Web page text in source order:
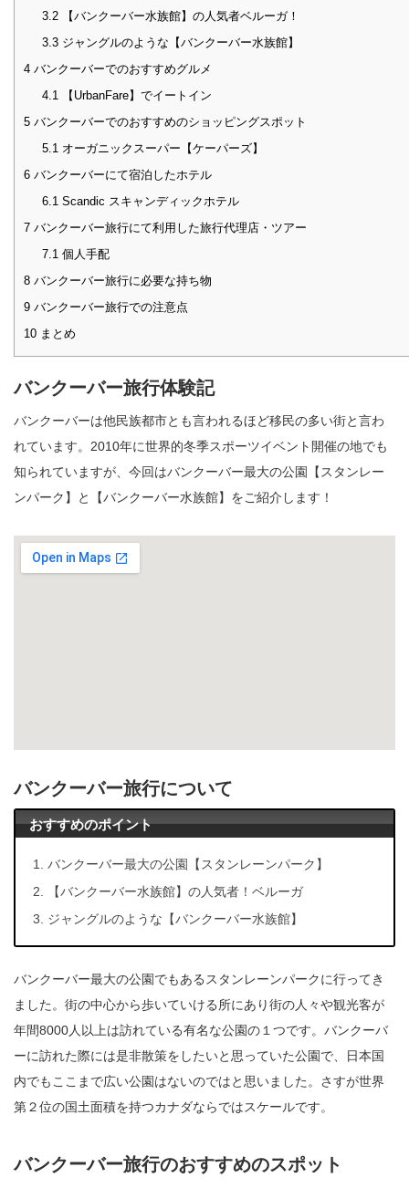
3.2【バンクーバー水族館】の人気者ベルーガ！
3.3ジャングルのような【バンクーバー水族館】
4 バンクーバーでのおすすめグルメ
4.1
【UrbanFare】でイートイン
5 バンクーバーでのおすすめのショッピングスポット
5.1 オーガニックスーパー【ケーパーズ】
6 バンクーバーにて宿泊したホテル
6.1 Scandic スキャンディックホテル
7 バンクーバー旅行にて利用した旅行代理店・ツアー
7.1 個人手配
8 バンクーバー旅行に必要な持ち物
9 バンクーバー旅行での注意点
10 まとめ
バンクーバー旅行体験記
バンクーバーは他民族都市とも言われるほど移民の多い街と言わ
れています。2010年に世界的冬季スポーツイベント開催の地でも
知られていますが、今回はバンクーバー最大の公園【スタンレー
ンパーク】と【バンクーバー水族館】をご紹介します！
バンクーバー旅行について
おすすめのポイント
バンクーバー最大の公園【スタンレーンパーク】
【バンクーバー水族館】の人気者！ベルーガ
ジャングルのような【バンクーバー水族館】
バンクーバー最大の公園でもあるスタンレーンパークに行ってき
ました。街の中心から歩いていける所にあり街の人々や観光客が
年間8000人以上は訪れている有名な公園の１つです。バンクーバ
ーに訪れた際には是非散策をしたいと思っていた公園で、日本国
内でもここまで広い公園はないのではと思いました。さすが世界
第２位の国土面積を持つカナダならではスケールです。
バンクーバー旅行のおすすめのスポット